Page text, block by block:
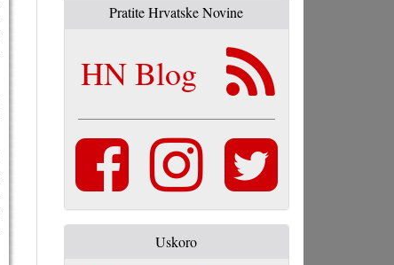
Pratite Hrvatske Novine
HN Blog
Uskoro